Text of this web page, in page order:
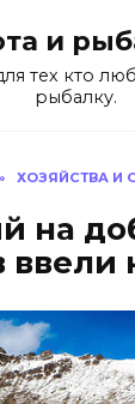
и
тех кто
рыбалку.
ХОЗЯЙСТВА И
на
ввели